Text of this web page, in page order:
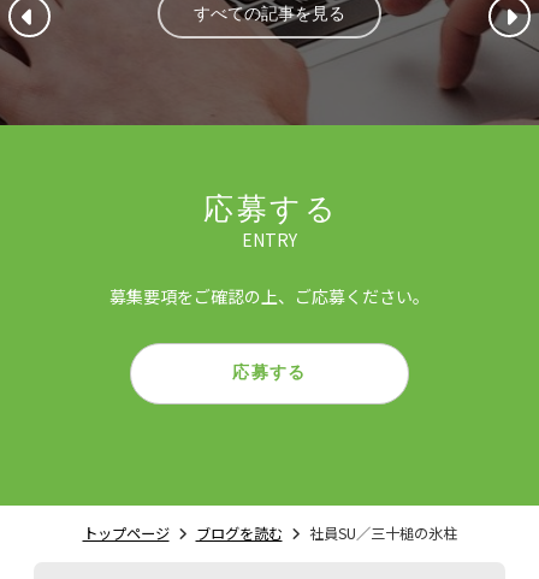
すべての記事を見る
応募する
ENTRY
募集要項をご確認の上、ご応募ください。
応募する
トップページ ブログを読む 社員SU／三十槌の氷柱